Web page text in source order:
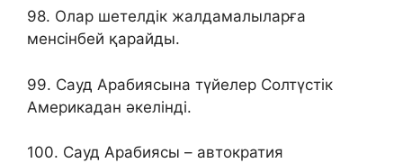
98. Олар шетелдік жалдамалыларға
менсінбей қарайды.
99. Сауд Арабиясына түйелер Солтүстік
Америкадан әкелінді.
100. Сауд Арабиясы – автократия